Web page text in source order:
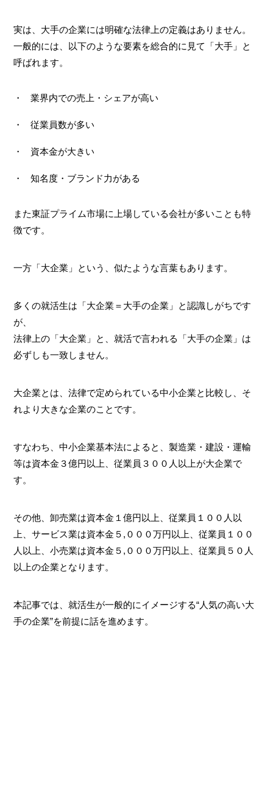
実は、大手の企業には明確な法律上の定義はありません。
一般的には、以下のような要素を総合的に見て「大手」と
呼ばれます。
業界内での売上・シェアが高い
従業員数が多い
資本金が大きい
知名度・ブランド力がある
また東証プライム市場に上場している会社が多いことも特
徴です。
一方「大企業」という、似たような言葉もあります。
多くの就活生は「大企業＝大手の企業」と認識しがちです
が、
法律上の「大企業」と、就活で言われる「大手の企業」は
必ずしも一致しません。
大企業とは、法律で定められている中小企業と比較し、そ
れより大きな企業のことです。
すなわち、中小企業基本法によると、製造業・建設・運輸
等は資本金３億円以上、従業員３００人以上が大企業で
す。
その他、卸売業は資本金１億円以上、従業員１００人以
上、サービス業は資本金５,０００万円以上、従業員１００
人以上、小売業は資本金５,０００万円以上、従業員５０人
以上の企業となります。
本記事では、就活生が一般的にイメージする“人気の高い大
手の企業”を前提に話を進めます。